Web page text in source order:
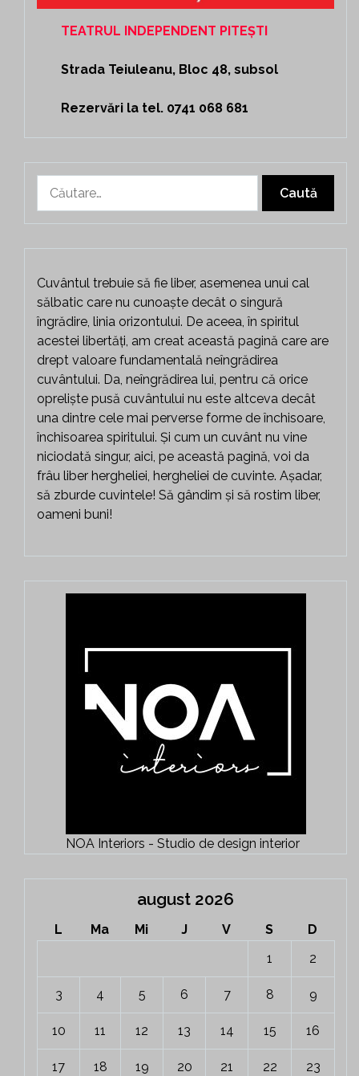
TEATRUL INDEPENDENT PITEȘTI
Strada Teiuleanu, Bloc 48, subsol
Rezervări la tel. 0741 068 681
după:
Cuvântul trebuie să fie liber, asemenea unui cal
sălbatic care nu cunoaște decât o singură
îngrădire, linia orizontului. De aceea, în spiritul
acestei libertăți, am creat această pagină care are
drept valoare fundamentală neîngrădirea
cuvântului. Da, neîngrădirea lui, pentru că orice
opreliște pusă cuvântului nu este altceva decât
una dintre cele mai perverse forme de închisoare,
închisoarea spiritului. Și cum un cuvânt nu vine
niciodată singur, aici, pe această pagină, voi da
frâu liber hergheliei, hergheliei de cuvinte. Așadar,
să zburde cuvintele! Să gândim și să rostim liber,
oameni buni!
NOA Interiors - Studio de design interior
august 2026
L Ma Mi J V S
D
1
2
3 4 5 6 7 8 9
10 11 12 13 14 15 16
17 18 19 20 21 22 23